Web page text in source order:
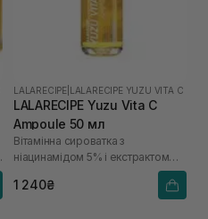
LALARECIPE LALARECIPE YUZU VITA C
LALARECIPE Yuzu Vita C
Ampoule 50 мл
Вітамінна сироватка з
ніацинамідом 5% і екстрактом
1 240₴